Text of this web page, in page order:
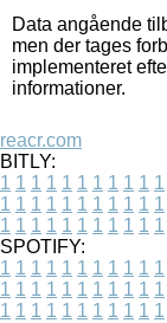
Data angående
men der tages
implementeret
informationer.
reacr.com
BITLY:
1 1 1 1 1 1 1 1 1 1 1
1 1 1 1 1 1 1 1 1 1 1
1 1 1 1 1 1 1 1 1 1 1
SPOTIFY:
1 1 1 1 1 1 1 1 1 1 1
1 1 1 1 1 1 1 1 1 1 1
1 1 1 1 1 1 1 1 1 1 1